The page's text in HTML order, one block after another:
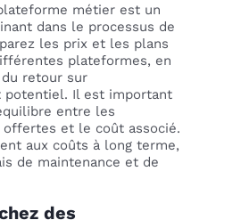
métier est un
dans le processus de
les prix et les plans
plateformes, en
retour sur
potentiel. Il est important
entre les
et le coût associé.
aux coûts à long terme,
de maintenance et de
des